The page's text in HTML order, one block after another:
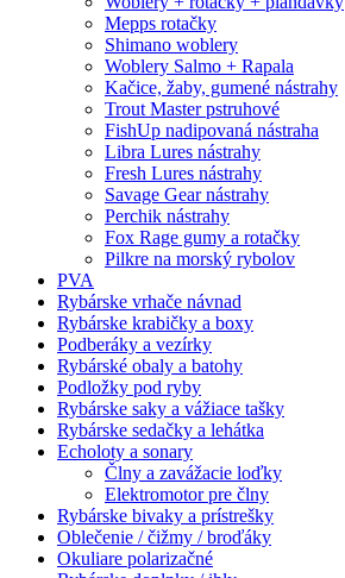
Mepps rotačky
Shimano woblery
Woblery Salmo + Rapala
Kačice, žaby, gumené nástrahy
Trout Master pstruhové
FishUp nadipovaná nástraha
Libra Lures nástrahy
Fresh Lures nástrahy
Savage Gear nástrahy
Perchik nástrahy
Fox Rage gumy a rotačky
Pilkre na morský rybolov
PVA
Rybárske vrhače návnad
Rybárske krabičky a boxy
Podberáky a vezírky
Rybárské obaly a batohy
Podložky pod ryby
Rybárske saky a vážiace tašky
Rybárske sedačky a lehátka
Echoloty a sonary
Člny a zavážacie loďky
Elektromotor pre člny
Rybárske bivaky a prístrešky
Oblečenie / čižmy / broďáky
Okuliare polarizačné